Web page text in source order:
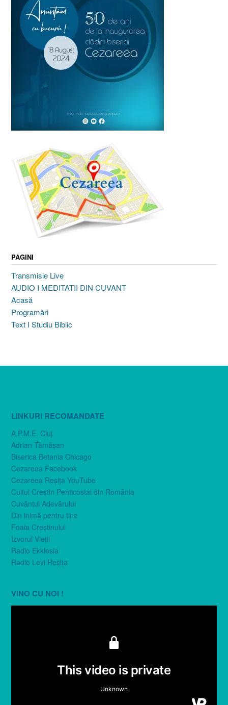
PAGINI
Transmisie Live
AUDIO I MEDITATII DIN CUVANT
Acasă
Programări
Text I Studiu Biblic
LINKURI RECOMANDATE
A.P.M.E. Cluj
Adrian Tămăşan
Biserica Betania Chicago
Cezareea Facebook
Cezareea Reşiţa YouTube
Cultul Creştin Penticostal din România
Cuvântul Adevărului
Din inimă pentru tine
Foaia Creştinului
Izvorul Vieţii
Radio Ekklesia
Radio Levi Reşiţa
VINO CU NOI !